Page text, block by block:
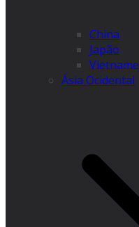
China
Japão
Vietname
Ásia Ocidental